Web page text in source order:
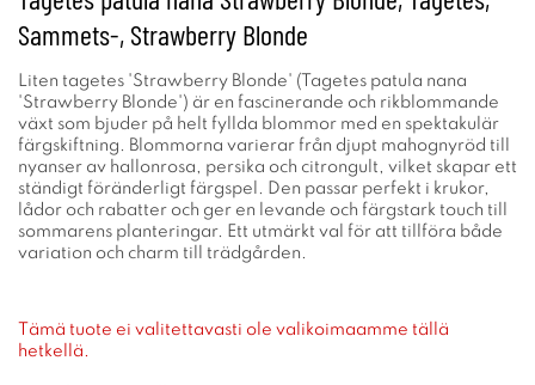
Sammets-, Strawberry Blonde
Liten tagetes 'Strawberry Blonde' (Tagetes patula nana
'Strawberry Blonde') är en fascinerande och rikblommande
växt som bjuder på helt fyllda blommor med en spektakulär
färgskiftning. Blommorna varierar från djupt mahognyröd till
nyanser av hallonrosa, persika och citrongult, vilket skapar ett
ständigt föränderligt färgspel. Den passar perfekt i krukor,
lådor och rabatter och ger en levande och färgstark touch till
sommarens planteringar. Ett utmärkt val för att tillföra både
variation och charm till trädgården.
Tämä tuote ei valitettavasti ole valikoimaamme tällä
hetkellä.